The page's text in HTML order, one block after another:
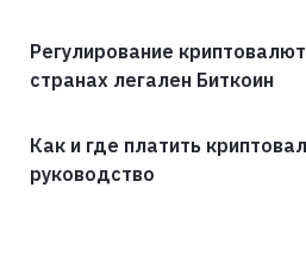
Регулирование
странах легален Биткоин
Как и где платить
руководство